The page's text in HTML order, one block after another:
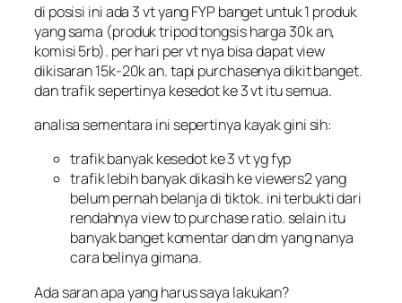
di posisi ini ada 3 vt yang FYP banget untuk 1 produk
yang sama (produk tripod tongsis harga 30k an,
komisi 5rb). per hari per vt nya bisa dapat view
dikisaran 15k-20k an. tapi purchasenya dikit banget.
dan trafik sepertinya kesedot ke 3 vt itu semua.
analisa sementara ini sepertinya kayak gini sih:
trafik banyak kesedot ke 3 vt yg fyp
trafik lebih banyak dikasih ke viewers2 yang
belum pernah belanja di tiktok. ini terbukti dari
rendahnya view to purchase ratio. selain itu
banyak banget komentar dan dm yang nanya
cara belinya gimana.
Ada saran apa yang harus saya lakukan?